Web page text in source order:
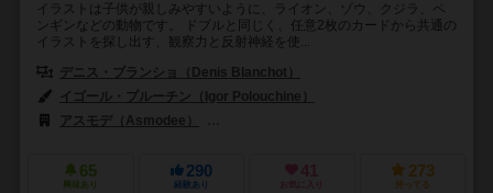
イラストは子供が親しみやすいように、ライオン、ゾウ、クジラ、ペ
ンギンなどの動物です。 ドブルと同じく、任意2枚のカードから共通の
イラストを探し出す、観察力と反射神経を使...
デニス・ブランショ（Denis Blanchot）
イゴール・プルーチン（Igor Polouchine）
アスモデ（Asmodee）
65
興味あり
290
経験あり
41
お気に入り
273
持ってる